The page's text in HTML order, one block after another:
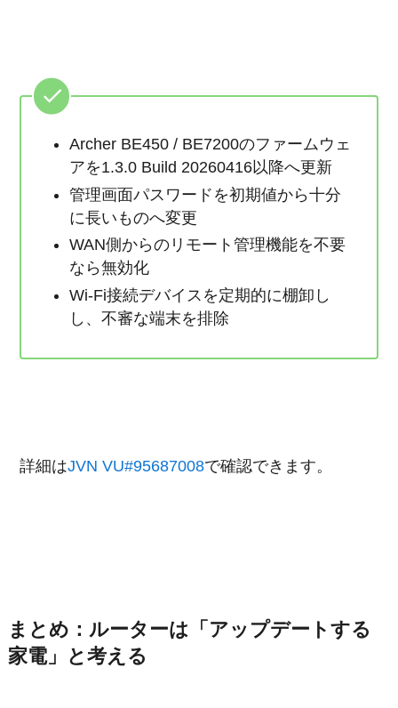
Archer BE450 / BE7200のファームウェ
アを1.3.0 Build 20260416以降へ更新
管理画面パスワードを初期値から十分
に長いものへ変更
WAN側からのリモート管理機能を不要
なら無効化
Wi-Fi接続デバイスを定期的に棚卸し
し、不審な端末を排除
詳細はJVN VU#95687008で確認できます。
まとめ：ルーターは「アップデートする
家電」と考える